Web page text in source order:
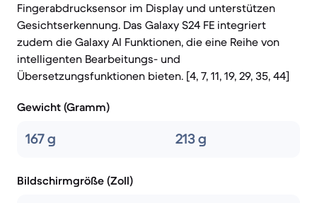
Fingerabdrucksensor im Display und unterstützen
Gesichtserkennung. Das Galaxy S24 FE integriert
zudem die Galaxy AI Funktionen, die eine Reihe von
intelligenten Bearbeitungs- und
Übersetzungsfunktionen bieten. [4, 7, 11, 19, 29, 35, 44]
Gewicht (Gramm)
167 g 213 g
Bildschirmgröße (Zoll)